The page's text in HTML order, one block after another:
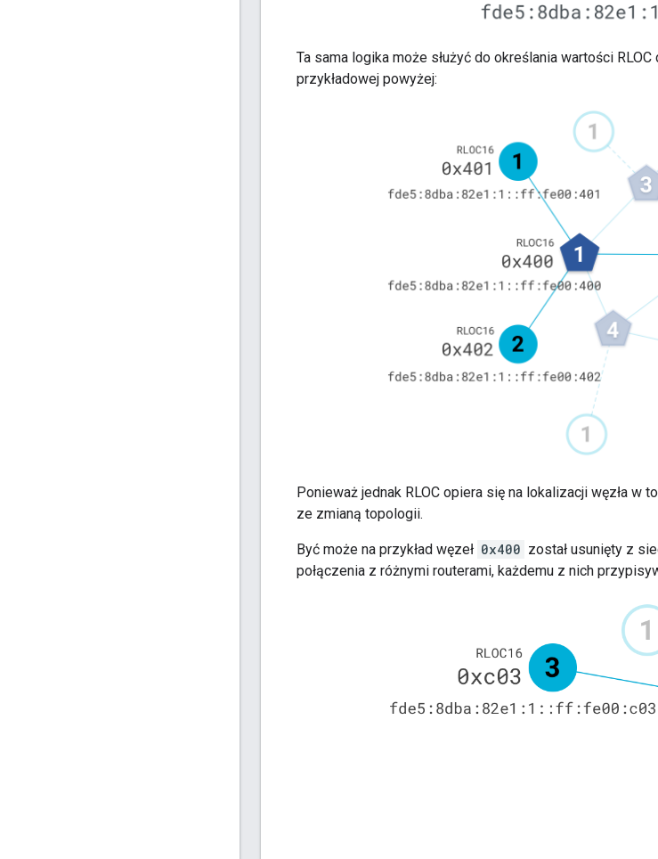
Ta sama logika może służyć do określania wartości
przykładowej powyżej:
Ponieważ jednak RLOC opiera się na lokalizacji węzła w
ze zmianą topologii.
Być może na przykład węzeł 0x400 został usunięty z
połączenia z różnymi routerami, każdemu z nich